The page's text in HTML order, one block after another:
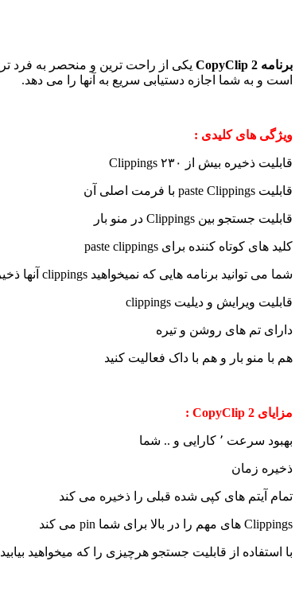
برنامه CopyClip 2
است و به شما اجازه دستیابی سریع به آنها را می دهد.
ویژگی های کلیدی :
قابلیت ذخیره بیش از ۲۳۰ Clippings
قابلیت paste Clippings با فرمت اصلی آن
قابلیت جستجو بین Clippings در منو بار
کلید های کوتاه کننده برای paste clippings
شما می توانید برنامه هایی که نمیخواهید clippings آنها ذخیره شوند را تعریف کنید
قابلیت ویرایش و دیلیت clippings
دارای تم های روشن و تیره
هم با منو بار و هم با داک فعالیت کنید
مزایای CopyClip 2 :
بهبود سرعت ٬ کارایی و .. شما
ذخیره زمان
تمام آیتم های کپی شده قبلی را ذخیره می کند
Clippings های مهم را در بالا برای شما pin می کند
با استفاده از قابلیت جستجو هرچیزی را که میخواهید بیابید